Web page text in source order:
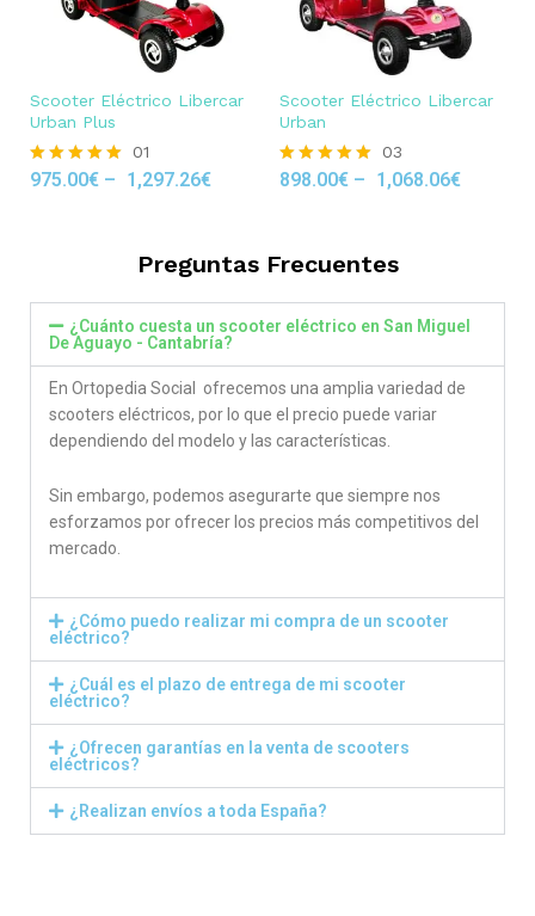
Scooter Eléctrico Libercar
Urban Plus
Rated
01
975.00€ – 1,297.26€
Scooter Eléctrico Libercar
Urban
Rated
03
898.00€ – 1,068.06€
Preguntas Frecuentes
¿Cuánto cuesta un scooter eléctrico en San Miguel
De Aguayo - Cantabría?
En Ortopedia Social ofrecemos una amplia variedad de
scooters eléctricos, por lo que el precio puede variar
dependiendo del modelo y las características.
Sin embargo, podemos asegurarte que siempre nos
esforzamos por ofrecer los precios más competitivos del
mercado.
¿Cómo puedo realizar mi compra de un scooter
eléctrico?
¿Cuál es el plazo de entrega de mi scooter
eléctrico?
¿Ofrecen garantías en la venta de scooters
eléctricos?
¿Realizan envíos a toda España?